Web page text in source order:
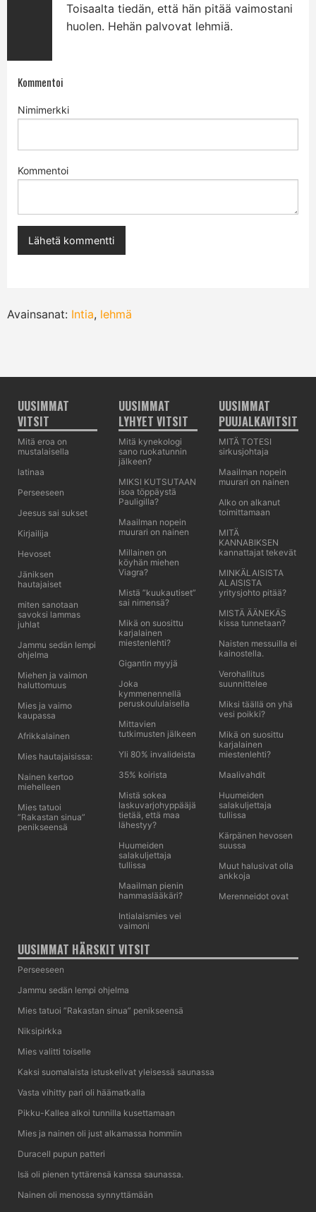
Toisaalta tiedän, että hän pitää vaimostani
huolen. Hehän palvovat lehmiä.
Kommentoi
Nimimerkki
Kommentoi
Avainsanat: Intia, lehmä
UUSIMMAT
VITSIT
Mitä eroa on
mustalaisella
latinaa
Perseeseen
Jeesus sai sukset
Kirjailija
Hevoset
Jäniksen
hautajaiset
miten sanotaan
savoksi lammas
juhlat
Jammu sedän lempi
ohjelma
Miehen ja vaimon
haluttomuus
Mies ja vaimo
kaupassa
Afrikkalainen
Mies hautajaisissa:
Nainen kertoo
miehelleen
Mies tatuoi
”Rakastan sinua”
penikseensä
UUSIMMAT
LYHYET VITSIT
Mitä kynekologi
sano ruokatunnin
jälkeen?
MIKSI KUTSUTAAN
isoa töppäystä
Pauligilla?
Maailman nopein
muurari on nainen
Millainen on
köyhän miehen
Viagra?
Mistä ”kuukautiset”
sai nimensä?
Mikä on suosittu
karjalainen
miestenlehti?
Gigantin myyjä
Joka
kymmenennellä
peruskoululaisella
Mittavien
tutkimusten jälkeen
Yli 80% invalideista
35% koirista
Mistä sokea
laskuvarjohyppääjä
tietää, että maa
lähestyy?
Huumeiden
salakuljettaja
tullissa
Maailman pienin
hammaslääkäri?
Intialaismies vei
vaimoni
UUSIMMAT
PUUJALKAVITSIT
MITÄ TOTESI
sirkusjohtaja
Maailman nopein
muurari on nainen
Alko on alkanut
toimittamaan
MITÄ
KANNABIKSEN
kannattajat tekevät
MINKÄLAISISTA
ALAISISTA
yritysjohto pitää?
MISTÄ ÄÄNEKÄS
kissa tunnetaan?
Naisten messuilla ei
kainostella.
Verohallitus
suunnittelee
Miksi täällä on yhä
vesi poikki?
Mikä on suosittu
karjalainen
miestenlehti?
Maalivahdit
Huumeiden
salakuljettaja
tullissa
Kärpänen hevosen
suussa
Muut halusivat olla
ankkoja
Merenneidot ovat
UUSIMMAT HÄRSKIT VITSIT
Perseeseen
Jammu sedän lempi ohjelma
Mies tatuoi ”Rakastan sinua” penikseensä
Niksipirkka
Mies valitti toiselle
Kaksi suomalaista istuskelivat yleisessä saunassa
Vasta vihitty pari oli häämatkalla
Pikku-Kallea alkoi tunnilla kusettamaan
Mies ja nainen oli just alkamassa hommiin
Duracell pupun patteri
Isä oli pienen tyttärensä kanssa saunassa.
Nainen oli menossa synnyttämään